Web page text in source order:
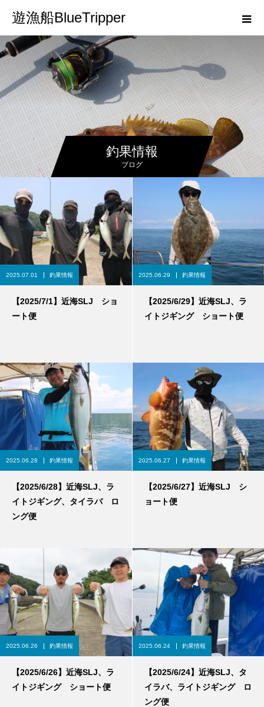
遊漁船BlueTripper
釣果情報
ブログ
2025.07.01 釣果情報
【2025/7/1】近海SLJ ショ
ート便
2025.06.29 釣果情報
【2025/6/29】近海SLJ、ラ
イトジギング ショート便
2025.06.28 釣果情報
【2025/6/28】近海SLJ、ラ
イトジギング、タイラバ ロ
ング便
2025.06.27 釣果情報
【2025/6/27】近海SLJ シ
ョート便
2025.06.26 釣果情報
【2025/6/26】近海SLJ、ラ
イトジギング ショート便
2025.06.24 釣果情報
【2025/6/24】近海SLJ、タ
イラバ、ライトジギング ロ
ング便